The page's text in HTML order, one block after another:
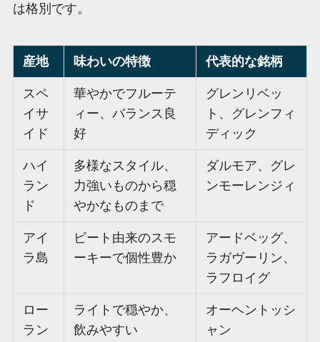
は格別です。
産地 味わいの特徴 代表的な銘柄
スペ
イサ
イド
華やかでフルーテ
ィー、バランス良
好
グレンリベッ
ト、グレンフィ
ディック
ハイ
ラン
ド
多様なスタイル、
力強いものから穏
やかなものまで
ダルモア、グレ
ンモーレンジィ
アイ
ラ島
ピート由来のスモ
ーキーで個性豊か
アードベッグ、
ラガヴーリン、
ラフロイグ
ロー
ラン
ライトで穏やか、
飲みやすい
オーヘントッシ
ャン